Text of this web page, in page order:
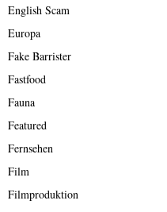
English Scam
Europa
Fake Barrister
Fastfood
Fauna
Featured
Fernsehen
Film
Filmproduktion